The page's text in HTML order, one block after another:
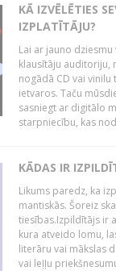
KĀ IZVĒLĒTIES
IZPLATĪTĀJU?
Lai ar jauno
klausītāju auditoriju,
nogādā CD vai
ietvaros. Taču
sasniegt ar digitālo
starpniecību, kas
KĀDAS IR
Likums paredz, ka
mantiskās. Šoreiz
tiesības.Izpildītājs ir
kura atveido lomu,
literāru vai mākslas
vai leļļu